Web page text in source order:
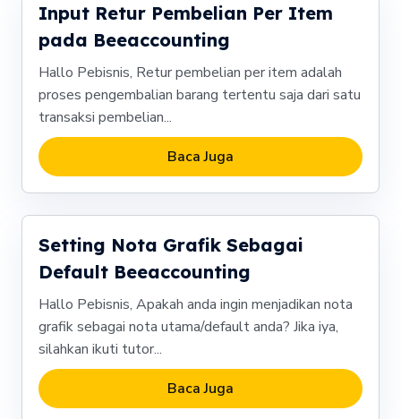
Input Retur Pembelian Per Item
pada Beeaccounting
Hallo Pebisnis, Retur pembelian per item adalah
proses pengembalian barang tertentu saja dari satu
transaksi pembelian...
Baca Juga
Setting Nota Grafik Sebagai
Default Beeaccounting
Hallo Pebisnis, Apakah anda ingin menjadikan nota
grafik sebagai nota utama/default anda? Jika iya,
silahkan ikuti tutor...
Baca Juga